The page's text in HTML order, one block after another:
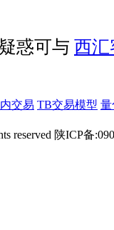
惑可与 西汇
交易 TB交易模型 量
reserved 陕ICP备